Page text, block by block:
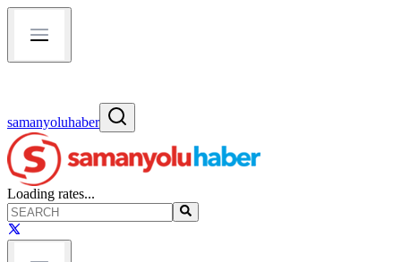
samanyoluhaber
Loading rates...